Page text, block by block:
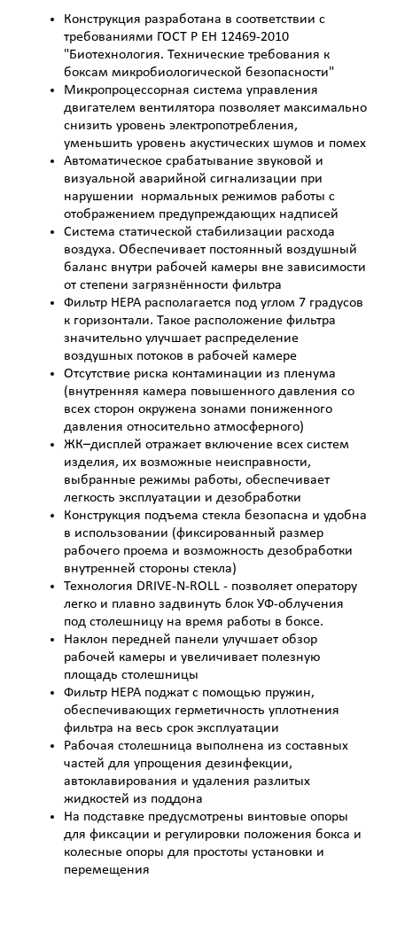
Конструкция разработана в соответствии с
требованиями ГОСТ Р ЕН 12469-2010
"Биотехнология. Технические требования к
боксам микробиологической безопасности"
Микропроцессорная система управления
двигателем вентилятора позволяет максимально
снизить уровень электропотребления,
уменьшить уровень акустических шумов и помех
Автоматическое срабатывание звуковой и
визуальной аварийной сигнализации при
нарушении нормальных режимов работы с
отображением предупреждающих надписей
Система статической стабилизации расхода
воздуха. Обеспечивает постоянный воздушный
баланс внутри рабочей камеры вне зависимости
от степени загрязнённости фильтра
Фильтр НЕРА располагается под углом 7 градусов
к горизонтали. Такое расположение фильтра
значительно улучшает распределение
воздушных потоков в рабочей камере
Отсутствие риска контаминации из пленума
(внутренняя камера повышенного давления со
всех сторон окружена зонами пониженного
давления относительно атмосферного)
ЖК–дисплей отражает включение всех систем
изделия, их возможные неисправности,
выбранные режимы работы, обеспечивает
легкость эксплуатации и дезобработки
Конструкция подъема стекла безопаснa и удобна
в использовании (фиксированный размер
рабочего проема и возможность дезобработки
внутренней стороны стекла)
Технология DRIVE-N-ROLL - позволяет оператору
легко и плавно задвинуть блок УФ-облучения
под столешницу на время работы в боксе.
Наклон передней панели улучшает обзор
рабочей камеры и увеличивает полезную
площадь столешницы
Фильтр НЕРА поджат с помощью пружин,
обеспечивающих герметичность уплотнения
фильтра на весь срок эксплуатации
Рабочая столешница выполнена из составных
частей для упрощения дезинфекции,
автоклавирования и удаления разлитых
жидкостей из поддона
На подставке предусмотрены винтовые опоры
для фиксации и регулировки положения бокса и
колесные опоры для простоты установки и
перемещения